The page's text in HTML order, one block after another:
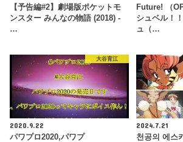
【予告編#2】劇場版ポケットモ
ンスター みんなの物語 (2018) -
…
Future! （
シュベル！
ュ（…
大谷育江
2020.9.22
パワプロ2020,パワプ
2024.7.21
천공의 에스